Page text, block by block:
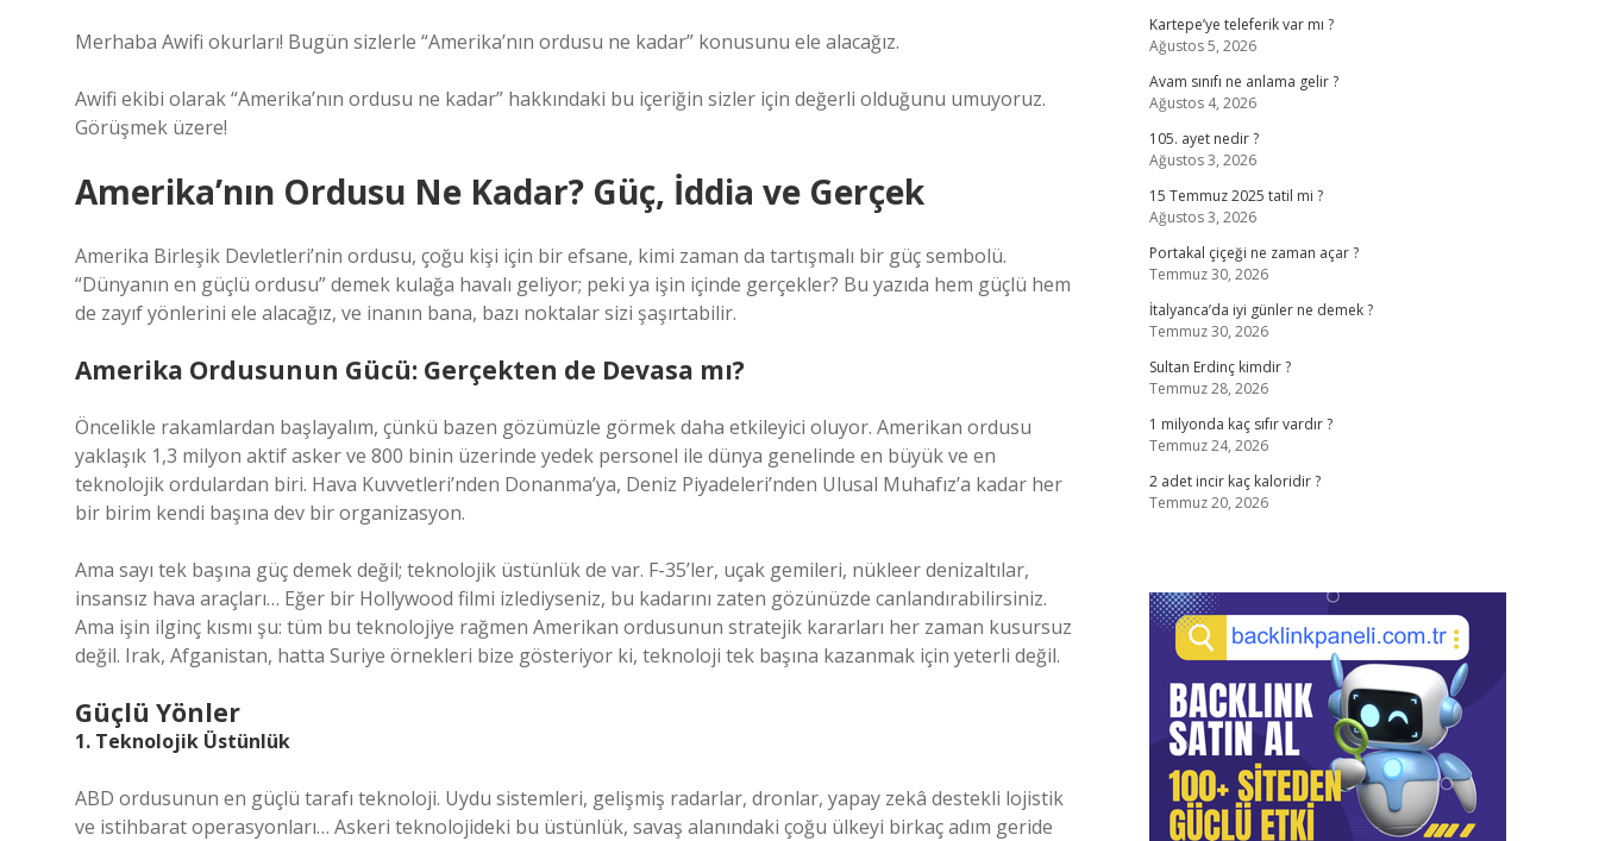
Merhaba Awifi okurları! Bugün sizlerle “Amerika’nın ordusu ne kadar” konusunu ele alacağız.
Awifi ekibi olarak “Amerika’nın ordusu ne kadar” hakkındaki bu içeriğin sizler için değerli olduğunu umuyoruz.
Görüşmek üzere!
Amerika’nın Ordusu Ne Kadar? Güç, İddia ve Gerçek
Amerika Birleşik Devletleri’nin ordusu, çoğu kişi için bir efsane, kimi zaman da tartışmalı bir güç sembolü.
“Dünyanın en güçlü ordusu” demek kulağa havalı geliyor; peki ya işin içinde gerçekler? Bu yazıda hem güçlü hem
de zayıf yönlerini ele alacağız, ve inanın bana, bazı noktalar sizi şaşırtabilir.
Amerika Ordusunun Gücü: Gerçekten de Devasa mı?
Öncelikle rakamlardan başlayalım, çünkü bazen gözümüzle görmek daha etkileyici oluyor. Amerikan ordusu
yaklaşık 1,3 milyon aktif asker ve 800 binin üzerinde yedek personel ile dünya genelinde en büyük ve en
teknolojik ordulardan biri. Hava Kuvvetleri’nden Donanma’ya, Deniz Piyadeleri’nden Ulusal Muhafız’a kadar her
bir birim kendi başına dev bir organizasyon.
Ama sayı tek başına güç demek değil; teknolojik üstünlük de var. F-35’ler, uçak gemileri, nükleer denizaltılar,
insansız hava araçları… Eğer bir Hollywood filmi izlediyseniz, bu kadarını zaten gözünüzde canlandırabilirsiniz.
Ama işin ilginç kısmı şu: tüm bu teknolojiye rağmen Amerikan ordusunun stratejik kararları her zaman kusursuz
değil. Irak, Afganistan, hatta Suriye örnekleri bize gösteriyor ki, teknoloji tek başına kazanmak için yeterli değil.
Güçlü Yönler
1. Teknolojik Üstünlük
ABD ordusunun en güçlü tarafı teknoloji. Uydu sistemleri, gelişmiş radarlar, dronlar, yapay zekâ destekli lojistik
ve istihbarat operasyonları… Askeri teknolojideki bu üstünlük, savaş alanındaki çoğu ülkeyi birkaç adım geride
Kartepe’ye teleferik var mı ?
Ağustos 5, 2026
Avam sınıfı ne anlama gelir ?
Ağustos 4, 2026
105. ayet nedir ?
Ağustos 3, 2026
15 Temmuz 2025 tatil mi ?
Ağustos 3, 2026
Portakal çiçeği ne zaman açar ?
Temmuz 30, 2026
İtalyanca’da iyi günler ne demek ?
Temmuz 30, 2026
Sultan Erdinç kimdir ?
Temmuz 28, 2026
1 milyonda kaç sıfır vardır ?
Temmuz 24, 2026
2 adet incir kaç kaloridir ?
Temmuz 20, 2026